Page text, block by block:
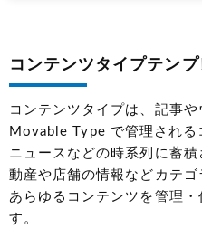
コンテンツタイプテンプ
コンテンツタイプは、記事
Movable Type で管理される
ニュースなどの時系列に蓄
動産や店舗の情報などカテ
あらゆるコンテンツを管理
す。